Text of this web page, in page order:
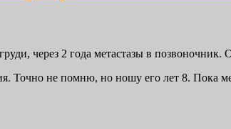
через 2 года метастазы в
Точно не помню, но ношу его лет 8. Пока